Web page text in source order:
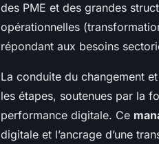
des PME et des grandes
opérationnelles
répondant aux besoins
La conduite du changement
les étapes, soutenues par la
performance digitale. Ce
digitale et l’ancrage d’une